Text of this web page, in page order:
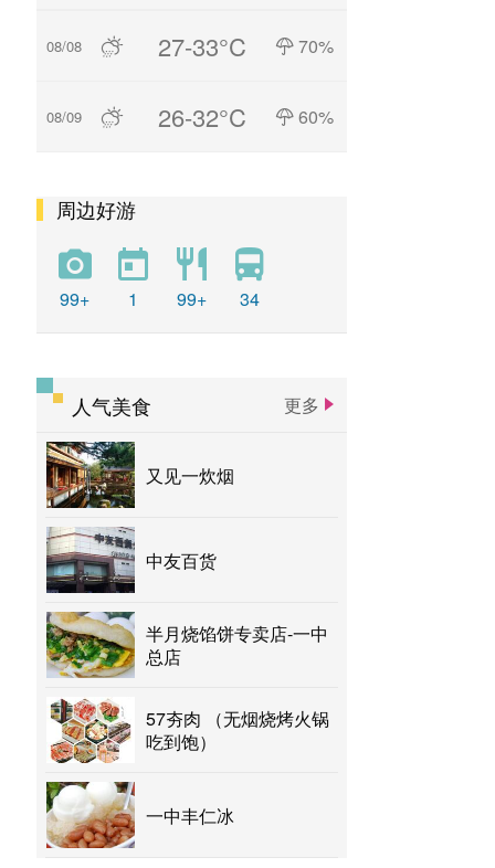
08/08 27-33°C 70%
08/09 26-32°C 60%
周边好游
99+ 1 99+ 34
人气美食 更多
又见一炊烟
中友百货
半月烧馅饼专卖店-一中
总店
57夯肉 （无烟烧烤火锅
吃到饱）
一中丰仁冰